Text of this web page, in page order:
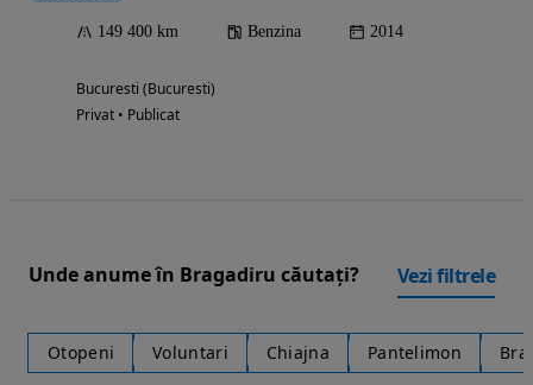
149 400 km Benzina 2014
Bucuresti (Bucuresti)
Privat • Publicat
Unde anume în Bragadiru căutați? Vezi filtrele
Otopeni Voluntari Chiajna Pantelimon